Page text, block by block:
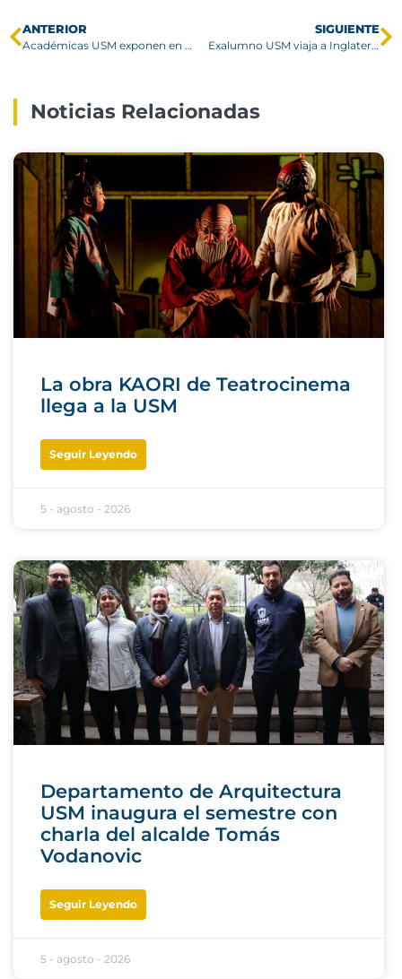
ANTERIOR
Académicas USM exponen en ciclo latinoamericano de conferencias de mujeres matemáticas
SIGUIENTE
Exalumno USM viaja a Inglaterra para integrarse a centro de investigación vinculado al experimento ATLAS del CERN
Noticias Relacionadas
La obra KAORI de Teatrocinema
llega a la USM
Seguir Leyendo
5 - agosto - 2026
Departamento de Arquitectura
USM inaugura el semestre con
charla del alcalde Tomás
Vodanovic
Seguir Leyendo
5 - agosto - 2026